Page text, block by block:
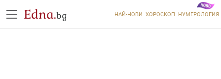
Edna.bg НАЙ-НОВИ ХОРОСКОП НУМЕРОЛОГИЯ